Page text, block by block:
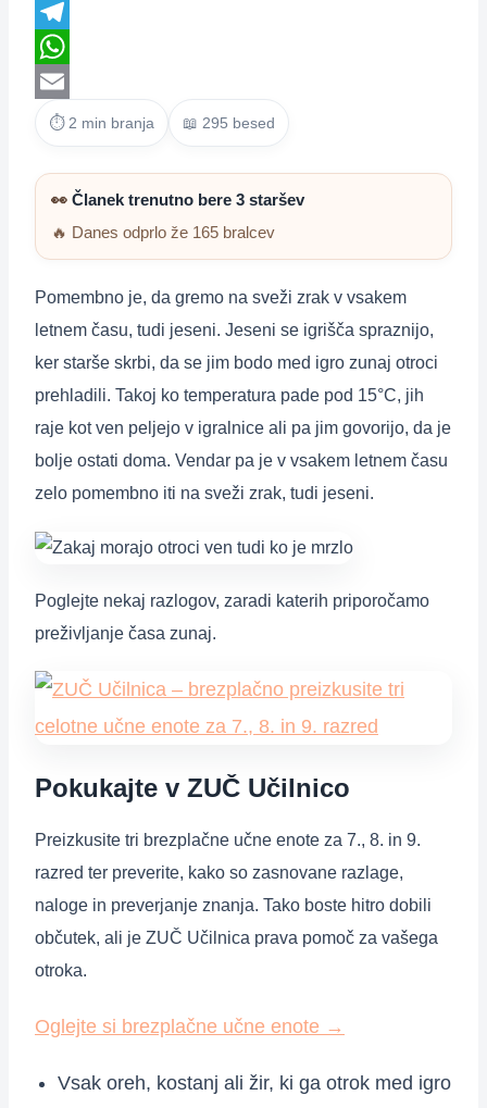
Viber
Telegram
WhatsApp
Email
⏱ 2 min branja 📖 295 besed
👀 Članek trenutno bere 3 staršev
🔥 Danes odprlo že 165 bralcev
Pomembno je, da gremo na sveži zrak v vsakem
letnem času, tudi jeseni. Jeseni se igrišča spraznijo,
ker starše skrbi, da se jim bodo med igro zunaj otroci
prehladili. Takoj ko temperatura pade pod 15°C, jih
raje kot ven peljejo v igralnice ali pa jim govorijo, da je
bolje ostati doma. Vendar pa je v vsakem letnem času
zelo pomembno iti na sveži zrak, tudi jeseni.
Poglejte nekaj razlogov, zaradi katerih priporočamo
preživljanje časa zunaj.
Pokukajte v ZUČ Učilnico
Preizkusite tri brezplačne učne enote za 7., 8. in 9.
razred ter preverite, kako so zasnovane razlage,
naloge in preverjanje znanja. Tako boste hitro dobili
občutek, ali je ZUČ Učilnica prava pomoč za vašega
otroka.
Oglejte si brezplačne učne enote →
Vsak oreh, kostanj ali žir, ki ga otrok med igro